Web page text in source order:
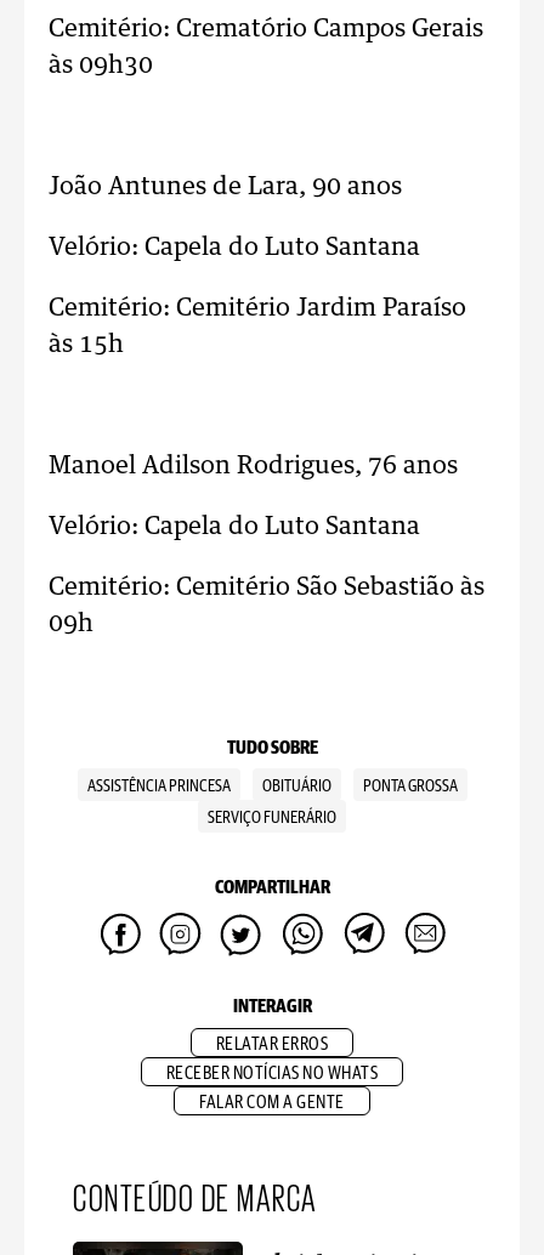
Cemitério: Crematório Campos Gerais
às 09h30
João Antunes de Lara, 90 anos
Velório: Capela do Luto Santana
Cemitério: Cemitério Jardim Paraíso
às 15h
Manoel Adilson Rodrigues, 76 anos
Velório: Capela do Luto Santana
Cemitério: Cemitério São Sebastião às
09h
TUDO SOBRE
ASSISTÊNCIA PRINCESA OBITUÁRIO
PONTA GROSSA
SERVIÇO FUNERÁRIO
COMPARTILHAR
INTERAGIR
RELATAR ERROS
RECEBER NOTÍCIAS NO WHATS
FALAR COM A GENTE
CONTEÚDO DE MARCA